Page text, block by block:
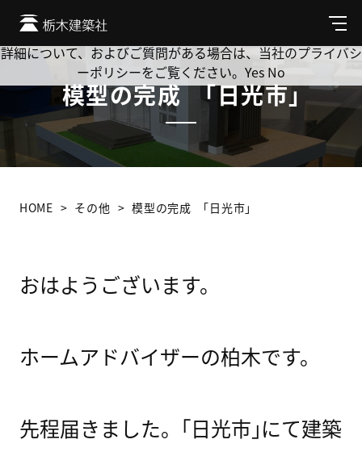
メ
ニ
ュ
模型の完成 ｢日光市｣
HOME その他 模型の完成 ｢日光市｣
おはようございます。
ホームアドバイザーの柏木です。
先程届きました。｢日光市｣にて建築
Cookie を使用して、お客様の活動を追跡してもよろしいです
か? 当社ではお客様のプライバシーを極めて重視しています。
詳細について、およびご質問がある場合は、当社のプライバシ
ーポリシーをご覧ください。 Yes No